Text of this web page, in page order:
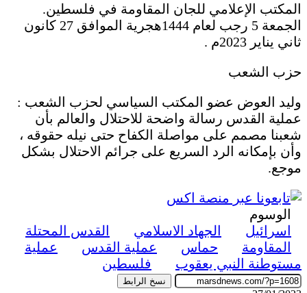
المكتب الإعلامي للجان المقاومة في فلسطين.
الجمعة 5 رجب لعام 1444هجرية الموافق 27 كانون
ثاني يناير 2023م .
حزب الشعب
وليد العوض عضو المكتب السياسي لحزب الشعب :
عملية القدس رسالة واضحة للاحتلال والعالم بأن
شعبنا مصمم على مواصلة الكفاح حتى نيله حقوقه ،
وأن بإمكانه الرد السريع على جرائم الاحتلال بشكل
موجع.
الوسوم
اسرائيل
الجهاد الاسلامي
القدس المحتلة
المقاومة
حماس عملية القدس
عملية
مستوطنة النبي يعقوب
فلسطين
نسخ الرابط